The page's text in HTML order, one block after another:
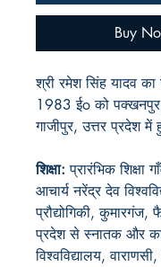
Buy
श्री रमेश सिंह यादव
1983 ईo को
गाजीपुर, उत्तर प्रदेश में
शिक्षा:प्रारंभिक शिक्षा
आचार्य नरेंद्र देव
प्रौद्योगिकी, कुमारगंज,
प्रदेश से स्नातक और
विश्वविद्यालय,